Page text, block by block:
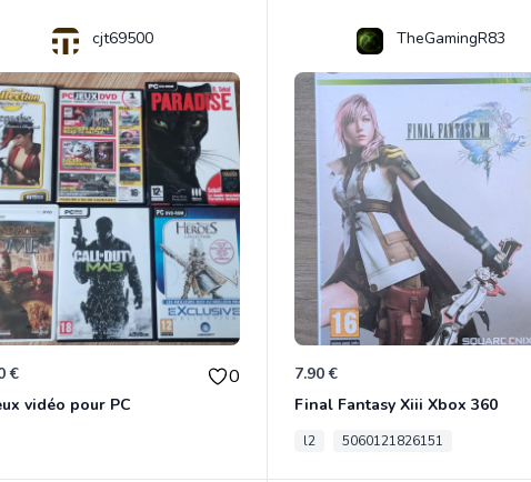
cjt69500
€ 0
vidéo pour PC
TheGamingR83
7.90 €
Final Fantasy Xiii Xbox 360
l2 5060121826151